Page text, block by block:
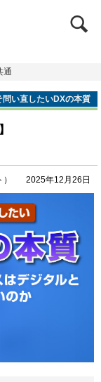
通
問い直したいDXの本質
2025年12月26日